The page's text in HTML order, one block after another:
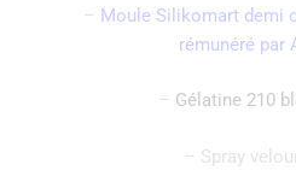
– Moule Silikomart demi
rémunéré par
– Gélatine 210
– Spray